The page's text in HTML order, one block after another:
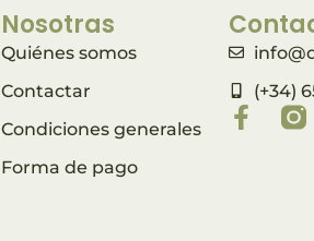
Nosotras
Quiénes somos
Contactar
Condiciones generales
Forma de pago
(+34)